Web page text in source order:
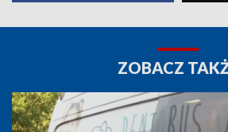
ZOBACZ